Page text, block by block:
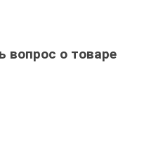
вопрос о товаре